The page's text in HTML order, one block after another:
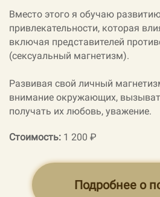
Вместо этого я обучаю
привлекательности, которая
включая представителей
(сексуальный магнетизм).
Развивая свой личный
внимание окружающих,
получать их любовь, уважение.
Стоимость: 1 200 ₽
Подробнее о